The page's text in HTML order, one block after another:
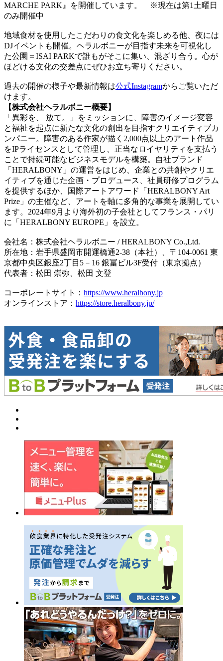
MARCHE PARK』を開催しています。 ※現在は第1土曜日
のみ開催中
地域食材を使用したこだわりの食文化を楽しめる他、夜には
DJイベントも開催。ヘラルボニーが目指す未来を可視化し
た公園＝ISAI PARKで誰もがそこに集い、混ざり合う。心が
ほどける文化の交差点にぜひお立ち寄りください。
過去の開催の様子や最新情報は公式Instagramからご覧いただ
けます。
【株式会社ヘラルボニー概要】
「異彩を、 放て。」をミッションに、障害のイメージ変容
と福祉を起点に新たな文化の創出を目指すクリエイティブカ
ンパニー。障害のある作家が描く2,000点以上のアート作品
をIPライセンスとして管理し、正当なロイヤリティを支払う
ことで持続可能なビジネスモデルを構築。自社ブランド
「HERALBONY」の運営をはじめ、企業との共創やクリエ
イティブを通じた企画・プロデュース、社員研修プログラム
を提供するほか、国際アートアワード「HERALBONY Art
Prize」の主催など、アートを軸に多角的な事業を展開してい
ます。2024年9月より海外初の子会社としてフランス・パリ
に「HERALBONY EUROPE」を設立。
会社名：株式会社ヘラルボニー / HERALBONY Co.,Ltd.
所在地：岩手県盛岡市開運橋通2-38（本社）、〒104-0061 東
京都中央区銀座2丁目5－16 銀冨ビル3F受付（東京拠点）
代表者：松田 崇弥、松田 文登
コーポレートサイト： https://www.heralbony.jp
オンラインストア： https://store.heralbony.jp/